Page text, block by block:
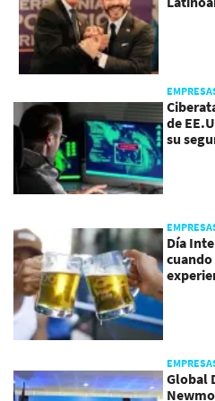
de
su
Día
Global